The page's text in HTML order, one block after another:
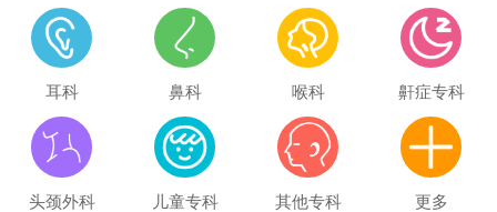
耳科 鼻科 喉科 鼾症专科
头颈外科 儿童专科 其他专科 更多